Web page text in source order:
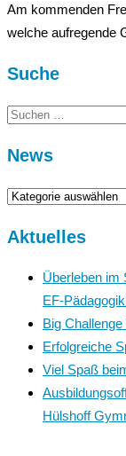
Am kommenden
welche aufregende
Suche
Suchen
News
News
Aktuelles
Überleben im
EF-
Big
Erfolgreiche
Viel Spaß
Hülshoff